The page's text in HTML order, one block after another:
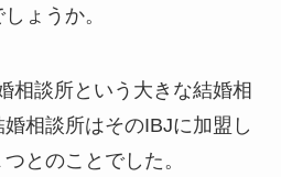
ょうか。
相談所という大きな結婚相
相談所はそのIBJに加盟し
とのことでした。